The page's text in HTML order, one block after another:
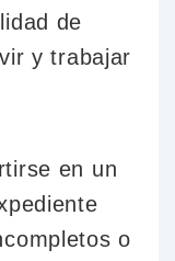
de
y trabajar
en un
o